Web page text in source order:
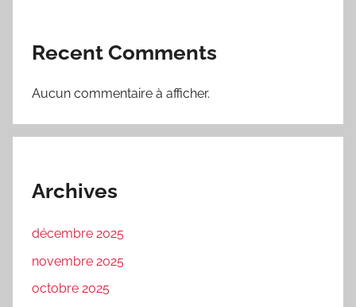
Recent Comments
Aucun commentaire à afficher.
Archives
décembre 2025
novembre 2025
octobre 2025